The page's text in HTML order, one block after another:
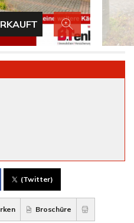
(Twitter)
Broschüre